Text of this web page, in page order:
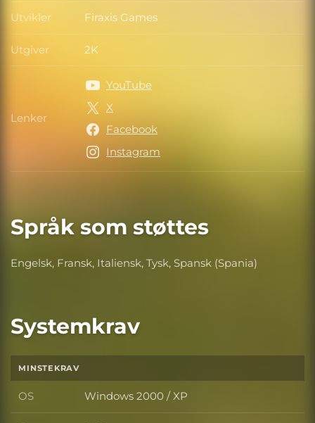
Utvikler Utvikler
Firaxis Games
Utgiver Utgiver
2K
Lenker Lenker
YouTube
X
Facebook
Instagram
Språk som støttes
Engelsk, Fransk, Italiensk, Tysk, Spansk (Spania)
Systemkrav
MINSTEKRAV
OS OS
Windows 2000 / XP